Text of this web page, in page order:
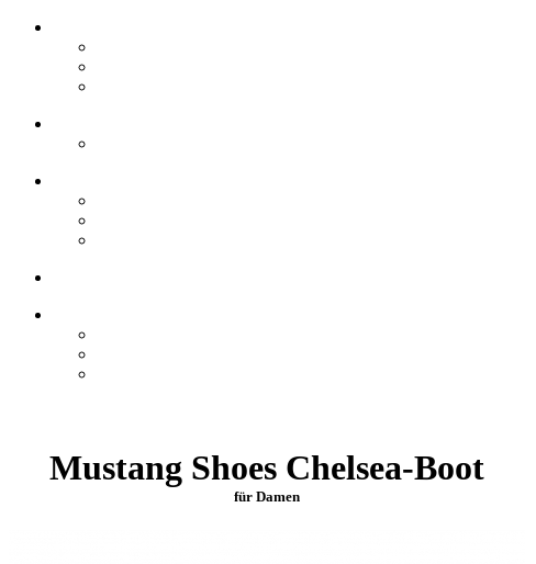
Mustang Shoes Chelsea-Boot
für Damen